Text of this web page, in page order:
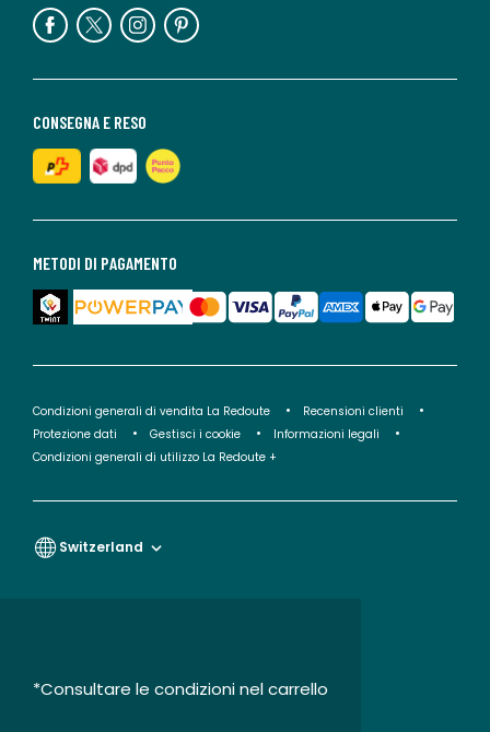
METODI DI PAGAMENTO
CONSEGNA E RESO
Condizioni generali di vendita La Redoute
Recensioni clienti
Protezione dati
Gestisci i cookie
Informazioni legali
Condizioni generali di utilizzo La Redoute +
Switzerland
*Consultare le condizioni nel carrello